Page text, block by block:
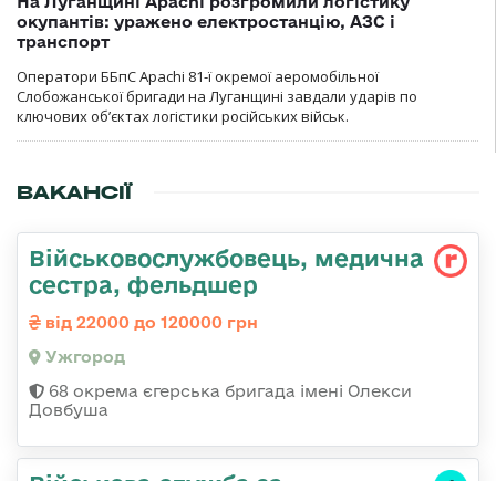
окупантів: уражено електростанцію, АЗС і
транспорт
Оператори ББпС Apachi 81-ї окремої аеромобільної
Слобожанської бригади на Луганщині завдали ударів по
ключових об’єктах логістики російських військ.
ВАКАНСІЇ
Військовослужбовець, медична
сестра, фельдшер
від 22000 до 120000 грн
Ужгород
68 окрема єгерська бригада імені Олекси
Довбуша